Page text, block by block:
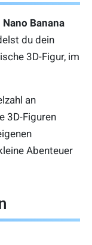
Nano Banana
du dein
3D-Figur, im
an
3D-Figuren
Abenteuer